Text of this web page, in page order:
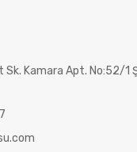
Sk. Kamara Apt. No:52/1